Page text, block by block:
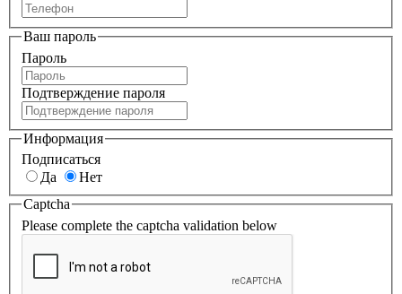
Ваш пароль
Пароль
Подтверждение пароля
Информация
Подписаться
Да
Нет
Captcha
Please complete the captcha validation below